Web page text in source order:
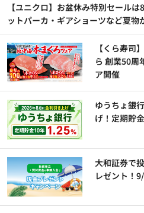
【ユニクロ】お盆休み特別セール
ットパーカ・ギアショーツなど夏物
【くら寿司
ら 創業50周
ア開催
ゆうちょ銀
げ！定期貯
大和証券で
レゼント！